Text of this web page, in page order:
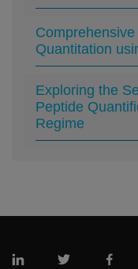
Quantitation
Exploring the
Peptide
Regime
リンクトインツイッターフェ